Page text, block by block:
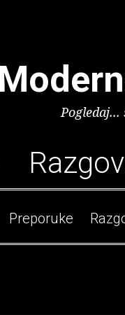
Preporuke